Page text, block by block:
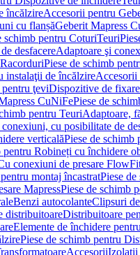
încălzireAccesorii pentru
cu flanșăGeberit Mapress
schimb pentru CoturiTeuri
desfacereAdaptoare şi
RacorduriPiese de schimb
instalaţii de încălzireAccesorii
ţeviDispozitive de
CuNiFePiese de
pentru TeuriAdaptoare,
cu posibilitate de
verticalăPiese de schimb
pentru Robineți cu închidere
conexiuni de presare
montaj încastratPiese
MapressPiese de schimb
Benzi autocolanteClipsuri
distribuitoareDistribuitoare
Elemente de închidere
Piese de schimb pentru
AccesoriiIzolaţii